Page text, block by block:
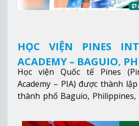
HỌC VIỆN PINES
ACADEMY – BAGUIO,
Học viện Quốc tế Pines
Academy – PIA) được thành
thành phố Baguio,
độ tiếng Anh và đạt được mục